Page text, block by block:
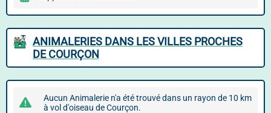
ANIMALERIES DANS LES VILLES PROCHES
DE COURÇON
Aucun Animalerie n'a été trouvé dans un rayon de 10 km
à vol d'oiseau de Courçon.